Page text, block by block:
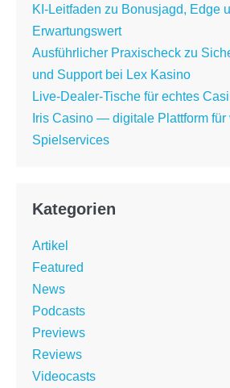
KI-Leitfaden zu Bonusjagd, Edge
Erwartungswert
Ausführlicher Praxischeck zu
und Support bei Lex Kasino
Live-Dealer-Tische für echtes
Iris Casino — digitale Plattform für
Spielservices
Kategorien
Artikel
Featured
News
Podcasts
Previews
Reviews
Videocasts